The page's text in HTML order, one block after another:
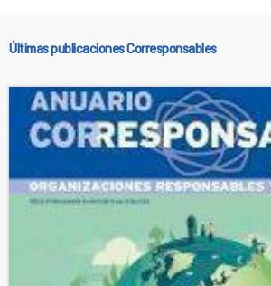
Últimas publicaciones Corresponsables